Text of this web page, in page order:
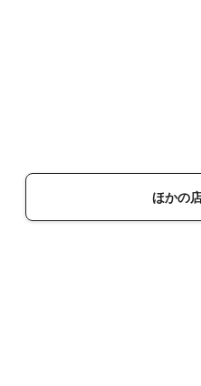
ほかの